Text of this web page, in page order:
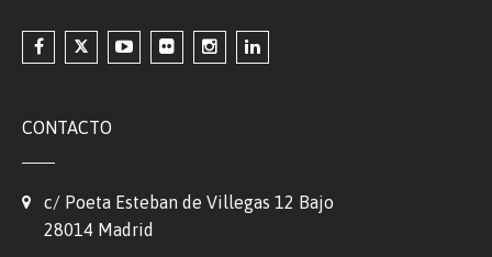
CONTACTO
c/ Poeta Esteban de Villegas 12 Bajo
28014 Madrid